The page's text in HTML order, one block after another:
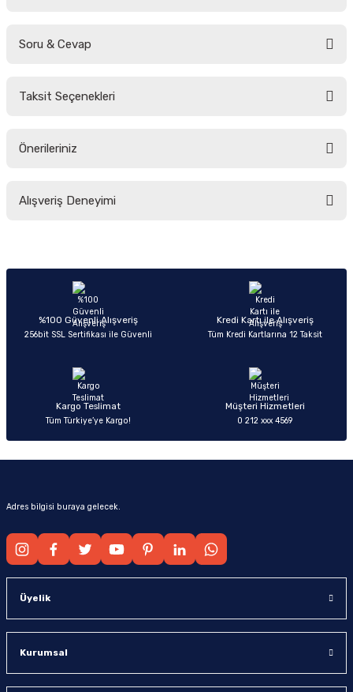
Soru & Cevap
Taksit Seçenekleri
Önerileriniz
yetersiz gördüğünüz noktaları öneri formunu kullanarak tarafımıza
Ürün açıklamasında eksik bilgiler bulunuyor.
Ürün bilgilerinde hatalar bulunuyor.
Ürün fiyatı diğer sitelerden daha pahalı.
Alışveriş Deneyimi
Sitemize ilk yorumu siz yapın!
%100 Güvenli Alışveriş
256bit SSL Sertifikası ile Güvenli
Kredi Kartı ile Alışveriş
Tüm Kredi Kartlarına 12 Taksit
Kargo Teslimat
Tüm Türkiye’ye Kargo!
Müşteri Hizmetleri
0 212 xxx 4569
Adres bilgisi buraya gelecek.
Üyelik
Kurumsal